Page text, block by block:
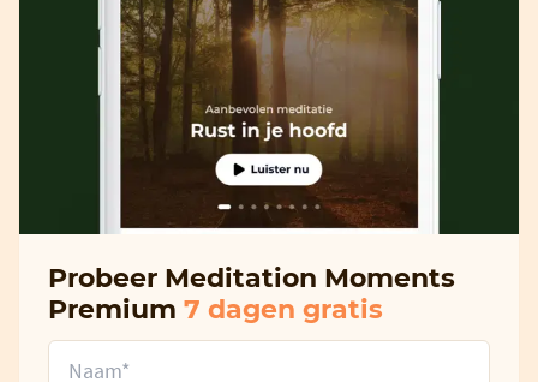
Probeer Meditation Moments
Premium 7 dagen gratis